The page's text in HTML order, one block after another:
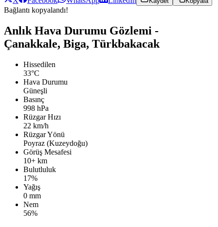
Bağlantı kopyalandı!
Anlık Hava Durumu Gözlemi -
Çanakkale, Biga, Türkbakacak
Hissedilen
33°C
Hava Durumu
Güneşli
Basınç
998 hPa
Rüzgar Hızı
22 km/h
Rüzgar Yönü
Poyraz (Kuzeydoğu)
Görüş Mesafesi
10+ km
Bulutluluk
17%
Yağış
0 mm
Nem
56%